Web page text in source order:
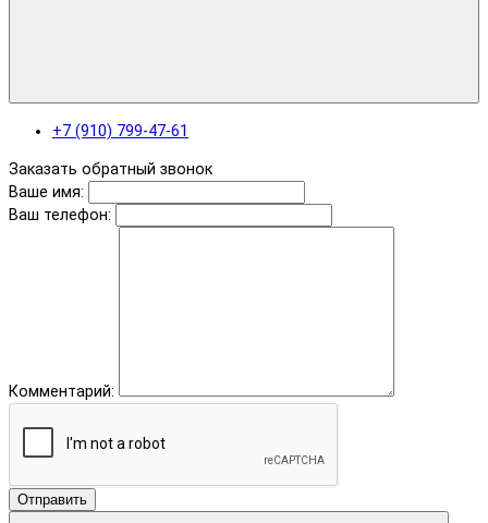
+7 (910) 799-47-61
Заказать обратный звонок
Ваше имя:
Ваш телефон:
Комментарий:
Отправить